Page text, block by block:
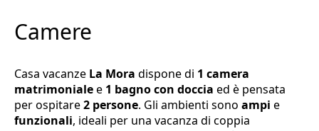
Camere
Casa vacanze La Mora dispone di 1 camera
matrimonialee 1 bagno con doccia ed è pensata
per ospitare2 persone. Gli ambienti sono ampi e
funzionali, ideali per una vacanza di coppia